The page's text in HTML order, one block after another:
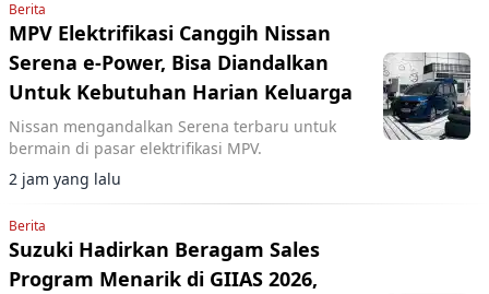
Berita
MPV Elektrifikasi Canggih Nissan
Serena e-Power, Bisa Diandalkan
Untuk Kebutuhan Harian Keluarga
Nissan mengandalkan Serena terbaru untuk
bermain di pasar elektrifikasi MPV.
2 jam yang lalu
Berita
Suzuki Hadirkan Beragam Sales
Program Menarik di GIIAS 2026,